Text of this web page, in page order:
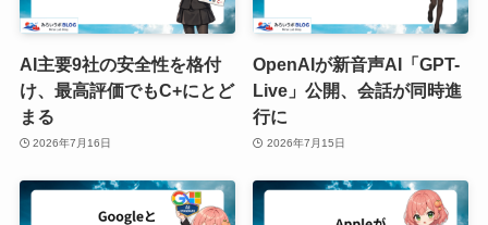
AI主要9社の安全性を格付
け、最高評価でもC+にとど
まる
2026年7月16日
OpenAIが新音声AI「GPT-
Live」公開、会話が同時進
行に
2026年7月15日